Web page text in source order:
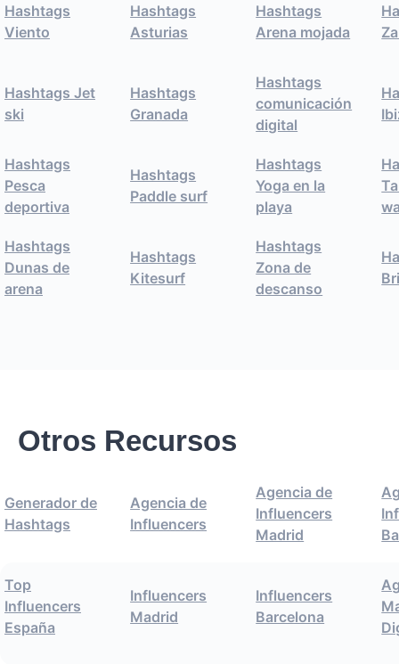
Hashtags
Viento
Hashtags
Asturias
Hashtags
Arena mojada
Hashtags Jet
ski
Hashtags
Granada
Hashtags
comunicación
digital
Hashtags
Pesca
deportiva
Hashtags
Paddle surf
Hashtags
Yoga en la
playa
Hashtags
Dunas de
arena
Hashtags
Kitesurf
Hashtags
Zona de
descanso
Otros Recursos
Generador de
Hashtags
Agencia de
Influencers
Agencia de
Influencers
Madrid
Top
Influencers
España
Influencers
Madrid
Influencers
Barcelona